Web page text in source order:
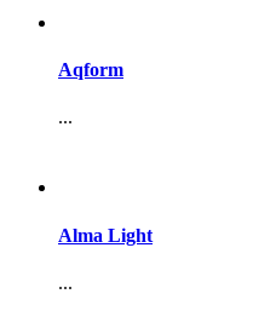
Aqform
...
Alma Light
...